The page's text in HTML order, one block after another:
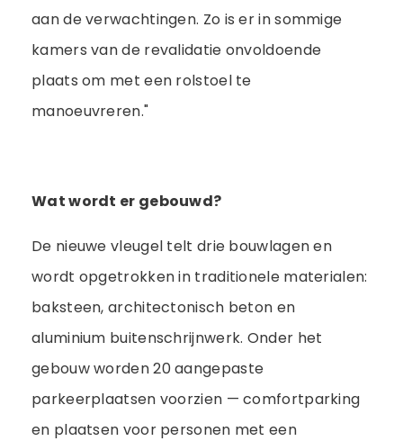
aan de verwachtingen. Zo is er in sommige
kamers van de revalidatie onvoldoende
plaats om met een rolstoel te
manoeuvreren."
Wat wordt er gebouwd?
De nieuwe vleugel telt drie bouwlagen en
wordt opgetrokken in traditionele materialen:
baksteen, architectonisch beton en
aluminium buitenschrijnwerk. Onder het
gebouw worden 20 aangepaste
parkeerplaatsen voorzien — comfortparking
en plaatsen voor personen met een